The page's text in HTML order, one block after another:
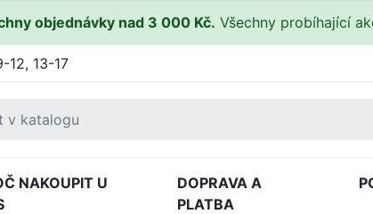
objednávky nad 3 000 Kč. Všechny probíhající
12, 13-17
NAKOUPIT U
DOPRAVA A
PLATBA